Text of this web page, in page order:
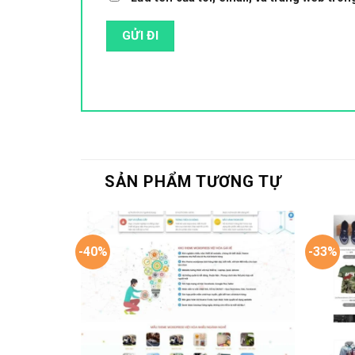
SẢN PHẨM TƯƠNG TỰ
-40% -33%